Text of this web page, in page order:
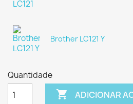
Brother LC121 Y
Quantidade
 ADICIONAR